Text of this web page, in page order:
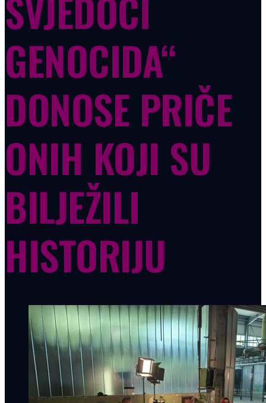
GENOCIDA“
DONOSE PRIČE
ONIH KOJI SU
BILJEŽILI
HISTORIJU